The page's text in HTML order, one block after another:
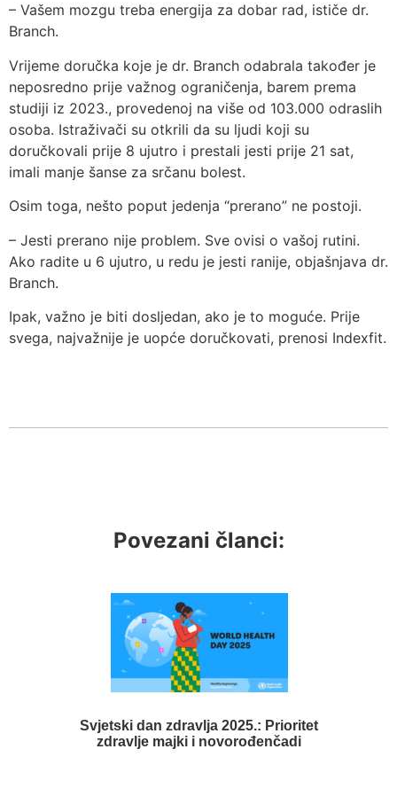
– Vašem mozgu treba energija za dobar rad, ističe dr.
Branch.
Vrijeme doručka koje je dr. Branch odabrala također je
neposredno prije važnog ograničenja, barem prema
studiji iz 2023., provedenoj na više od 103.000 odraslih
osoba. Istraživači su otkrili da su ljudi koji su
doručkovali prije 8 ujutro i prestali jesti prije 21 sat,
imali manje šanse za srčanu bolest.
Osim toga, nešto poput jedenja “prerano” ne postoji.
– Jesti prerano nije problem. Sve ovisi o vašoj rutini.
Ako radite u 6 ujutro, u redu je jesti ranije, objašnjava dr.
Branch.
Ipak, važno je biti dosljedan, ako je to moguće. Prije
svega, najvažnije je uopće doručkovati, prenosi Indexfit.
Povezani članci:
Svjetski dan zdravlja 2025.: Prioritet
zdravlje majki i novorođenčadi